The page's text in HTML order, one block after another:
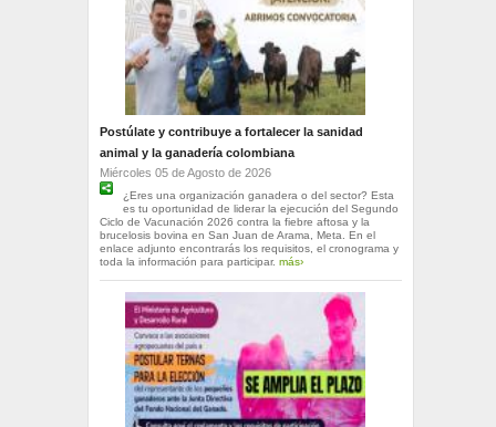
Postúlate y contribuye a fortalecer la sanidad
animal y la ganadería colombiana
Miércoles 05 de Agosto de 2026
¿Eres una organización ganadera o del sector? Esta
es tu oportunidad de liderar la ejecución del Segundo
Ciclo de Vacunación 2026 contra la fiebre aftosa y la
brucelosis bovina en San Juan de Arama, Meta. En el
enlace adjunto encontrarás los requisitos, el cronograma y
toda la información para participar. más›